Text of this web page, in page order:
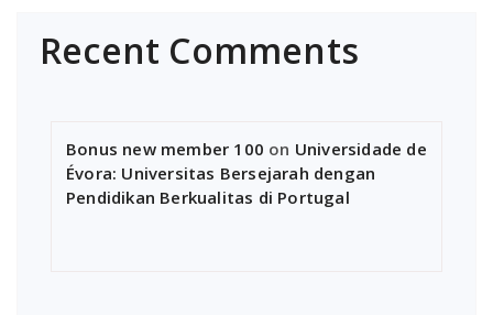
Recent Comments
Bonus new member 100 on Universidade de
Évora: Universitas Bersejarah dengan
Pendidikan Berkualitas di Portugal